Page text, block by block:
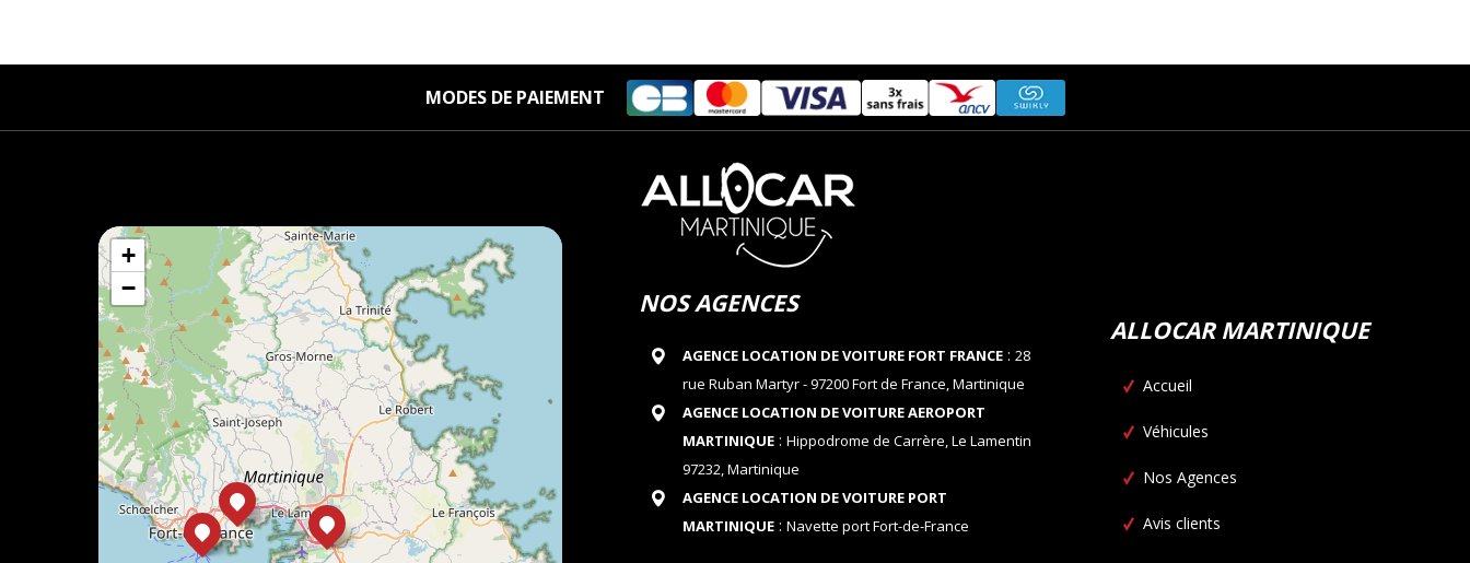
MODES DE PAIEMENT
+
−
NOS AGENCES
AGENCE LOCATION DE VOITURE FORT FRANCE: 28
rue Ruban Martyr - 97200 Fort de France, Martinique
AGENCE LOCATION DE VOITURE AEROPORT
MARTINIQUE: Hippodrome de Carrère, Le Lamentin
97232, Martinique
AGENCE LOCATION DE VOITURE PORT
MARTINIQUE: Navette port Fort-de-France
ALLOCAR MARTINIQUE
Accueil
Véhicules
Nos Agences
Avis clients